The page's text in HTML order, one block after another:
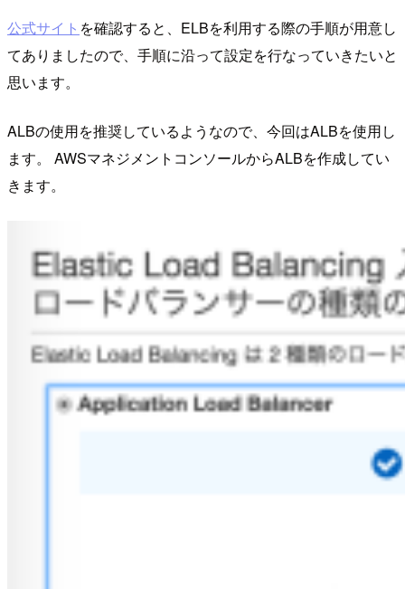
公式サイト を確認すると、ELBを利用する際の手順が用意し
てありましたので、手順に沿って設定を行なっていきたいと
思います。
ALBの使用を推奨しているようなので、今回はALBを使用し
ます。 AWSマネジメントコンソールからALBを作成してい
きます。